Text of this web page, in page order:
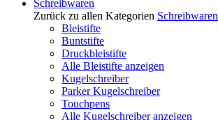
Schreibwaren
Zurück zu allen Kategorien Schreibwaren
Bleistifte
Buntstifte
Druckbleistifte
Alle Bleistifte anzeigen
Kugelschreiber
Parker Kugelschreiber
Touchpens
Alle Kugelschreiber anzeigen